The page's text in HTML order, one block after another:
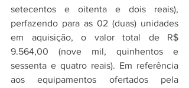
setecentos e oitenta e dois reais),
perfazendo para as 02 (duas) unidades
em aquisição, o valor total de R$
9.564,00 (nove mil, quinhentos e
sessenta e quatro reais). Em referência
aos equipamentos ofertados pela